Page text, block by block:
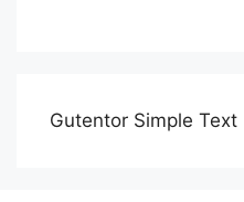
Gutentor Simple Text